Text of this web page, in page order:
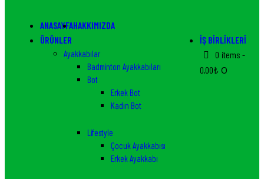
ANASAYFAHAKKIMIZDA
ÜRÜNLER
Ayakkabılar
Badminton Ayakkabıları
Bot
Erkek Bot
Kadın Bot
Lifestyle
Çocuk Ayakkabısı
Erkek Ayakkabı
İŞ BIRLIKLERI
0 items -
0,00₺ 0